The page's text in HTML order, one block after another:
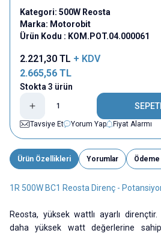
Kategori: 500W Reosta
Marka: Motorobit
Ürün Kodu : KOM.POT.04.000061
2.221,30 TL + KDV
2.665,56 TL
Stokta 3 ürün
Tavsiye Et
Yorum Yap Fiyat Alarmı
Ürün Özellikleri Yorumlar
1R 500W BC1 Reosta Direnç -
Reosta, yüksek wattlı ayarlı
daha yüksek watt değerlerine